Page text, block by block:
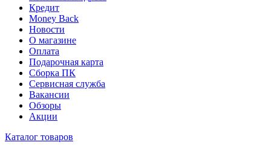
Кредит
Money Back
Новости
О магазине
Оплата
Подарочная карта
Сборка ПК
Сервисная служба
Вакансии
Обзоры
Акции
Каталог товаров